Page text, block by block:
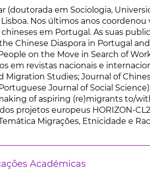
(doutorada em Sociologia,
Lisboa. Nos últimos anos
em Portugal. As suas
Chinese Diaspora in Portugal
on the Move in Search of
em revistas nacionais e
Migration Studies; Journal of
Journal of Social
of aspiring (re)migrants to/
projetos europeus HORIZON-
Migrações, Etnicidade e
Académicas